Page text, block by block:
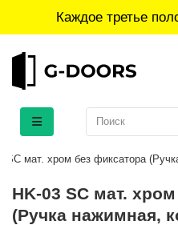
Каждое третье
SC мат. хром без фиксатора
HK-03 SC мат.
(Ручка нажимная,